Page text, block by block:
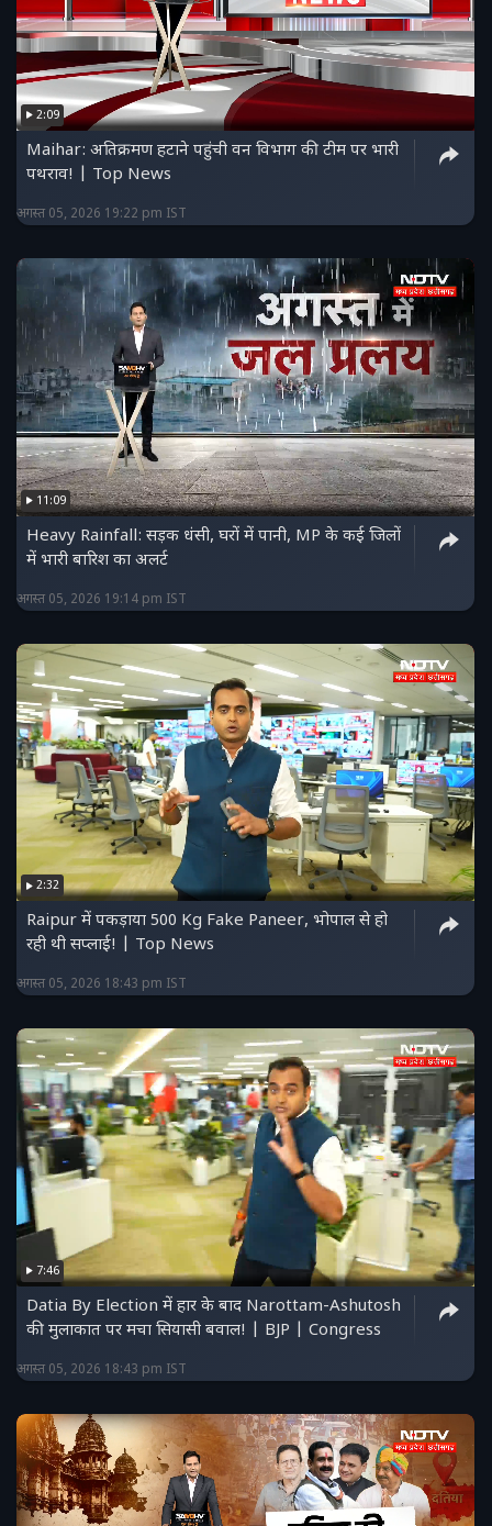
2:09
Maihar: अतिक्रमण हटाने पहुंची वन विभाग की टीम पर भारी
पथराव! | Top News
अगस्त 05, 2026 19:22 pm IST
11:09
Heavy Rainfall: सड़क धंसी, घरों में पानी, MP के कई जिलों
में भारी बारिश का अलर्ट
अगस्त 05, 2026 19:14 pm IST
2:32
Raipur में पकड़ाया 500 Kg Fake Paneer, भोपाल से हो
रही थी सप्लाई! | Top News
अगस्त 05, 2026 18:43 pm IST
7:46
Datia By Election में हार के बाद Narottam-Ashutosh
की मुलाकात पर मचा सियासी बवाल! | BJP | Congress
अगस्त 05, 2026 18:43 pm IST